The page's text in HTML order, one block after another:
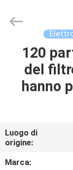
CASA.
PRODOTTI
DI
NOI
Hardware
120
del
hanno
Luogo di
origine:
Marca: